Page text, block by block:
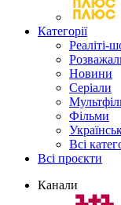
Категорії
Реаліті-
Новини
Серіали
Фільми
Всі
Всі проєкти
Канали